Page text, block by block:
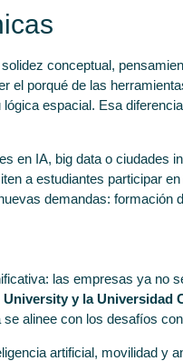
conceptual,
porqué de las
espacial. Esa
en IA, big data o ciudades
a estudiantes participar
demandas: formación
las empresas ya no
University y la Universidad
alinee con los desafíos
artificial, movilidad y